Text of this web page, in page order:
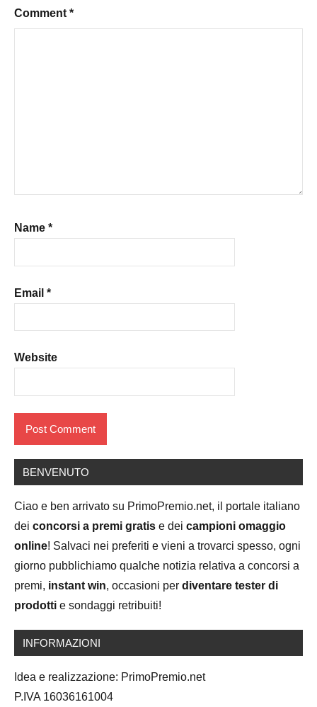
Comment *
Name *
Email *
Website
BENVENUTO
Ciao e ben arrivato su PrimoPremio.net, il portale italiano
dei concorsi a premi gratis e dei campioni omaggio
online! Salvaci nei preferiti e vieni a trovarci spesso, ogni
giorno pubblichiamo qualche notizia relativa a concorsi a
premi, instant win, occasioni per diventare tester di
prodotti e sondaggi retribuiti!
INFORMAZIONI
Idea e realizzazione: PrimoPremio.net
P.IVA 16036161004